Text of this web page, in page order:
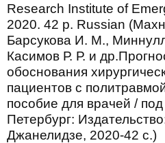
Research Institute of
2020. 42 p. Russian
Барсукова И. М.,
Касимов Р. Р. и
обоснования
пациентов с
пособие для врачей /
Петербург:
Джанелидзе, 2020-42 с.)